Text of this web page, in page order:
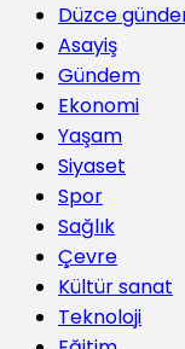
Düzce
Asayiş
Gündem
Ekonomi
Yaşam
Siyaset
Spor
Sağlık
Çevre
Kültür sanat
Teknoloji